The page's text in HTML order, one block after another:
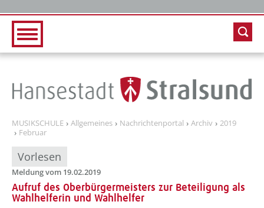
MUSIKSCHULE Allgemeines Nachrichtenportal Archiv
2019
Februar
Vorlesen
Meldung vom 19.02.2019
Aufruf des Oberbürgermeisters zur Beteiligung als
Wahlhelferin und Wahlhelfer